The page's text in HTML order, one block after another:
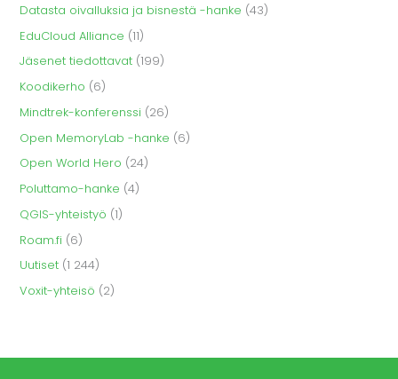
Datasta oivalluksia ja bisnestä -hanke (43)
EduCloud Alliance (11)
Jäsenet tiedottavat (199)
Koodikerho (6)
Mindtrek-konferenssi (26)
Open MemoryLab -hanke (6)
Open World Hero (24)
Poluttamo-hanke (4)
QGIS-yhteistyö (1)
Roam.fi (6)
Uutiset (1 244)
Voxit-yhteisö (2)